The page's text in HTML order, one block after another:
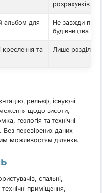
розрахунків
альбом для
Не завжди
будівництва
креслення та
Лише розділи з
рельєф, існуючі
щодо висоти,
геологія та технічні
Без перевірених даних
можливостям ділянки.
спальні,
приміщення,